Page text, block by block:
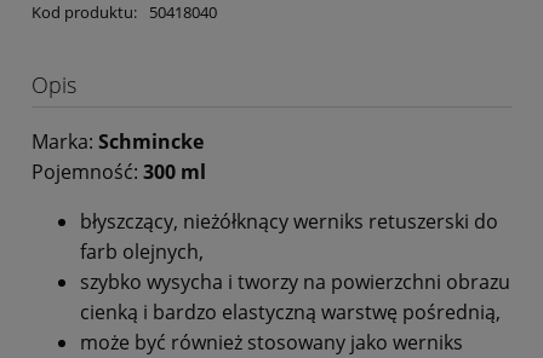
Kod produktu: 50418040
Opis
Marka: Schmincke
Pojemność: 300 ml
błyszczący, nieżółknący werniks retuszerski do
farb olejnych,
szybko wysycha i tworzy na powierzchni obrazu
cienką i bardzo elastyczną warstwę pośrednią,
może być również stosowany jako werniks